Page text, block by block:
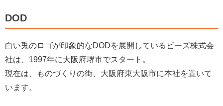
DOD
白い兎のロゴが印象的なDODを展開しているビーズ株式会
社は、 1997年に大阪府堺市でスタート。
現在は、ものづくりの街、大阪府東大阪市に本社を置いて
います。